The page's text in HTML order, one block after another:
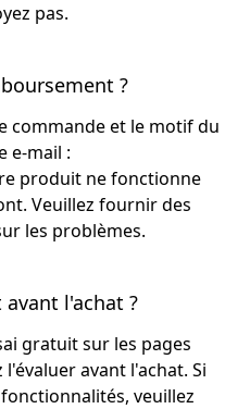
pas.
?
commande et le motif du
e-mail :
produit ne fonctionne
Veuillez fournir des
les problèmes.
l'achat ?
gratuit sur les pages
avant l'achat. Si
veuillez